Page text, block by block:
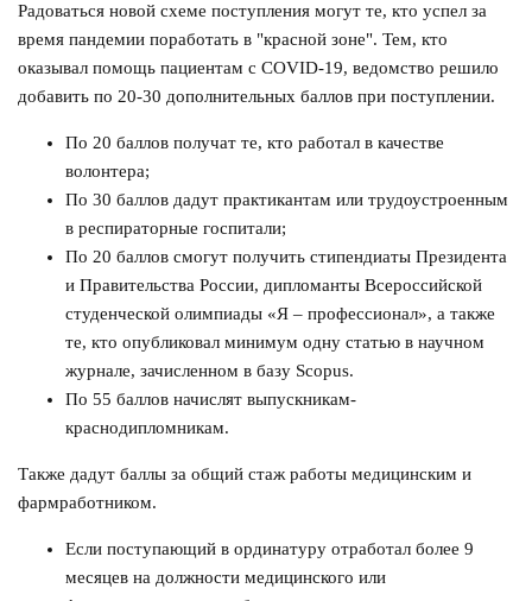
Радоваться новой схеме поступления могут те, кто успел за
время пандемии поработать в "красной зоне". Тем, кто
оказывал помощь пациентам с COVID-19, ведомство решило
добавить по 20-30 дополнительных баллов при поступлении.
По 20 баллов получат те, кто работал в качестве
волонтера;
По 30 баллов дадут практикантам или трудоустроенным
в респираторные госпитали;
По 20 баллов смогут получить стипендиаты Президента
и Правительства России, дипломанты Всероссийской
студенческой олимпиады «Я – профессионал», а также
те, кто опубликовал минимум одну статью в научном
журнале, зачисленном в базу Scopus.
По 55 баллов начислят выпускникам-
краснодипломникам.
Также дадут баллы за общий стаж работы медицинским и
фармработником.
Если поступающий в ординатуру отработал более 9
месяцев на должности медицинского или